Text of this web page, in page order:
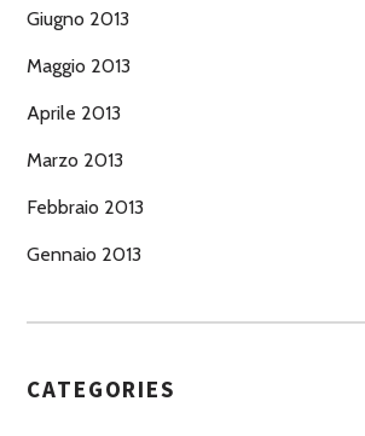
Giugno 2013
Maggio 2013
Aprile 2013
Marzo 2013
Febbraio 2013
Gennaio 2013
CATEGORIES